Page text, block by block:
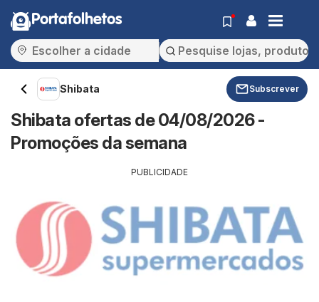
Portafolhetos
Shibata Subscrever
Shibata ofertas de 04/08/2026 -
Promoções da semana
PUBLICIDADE